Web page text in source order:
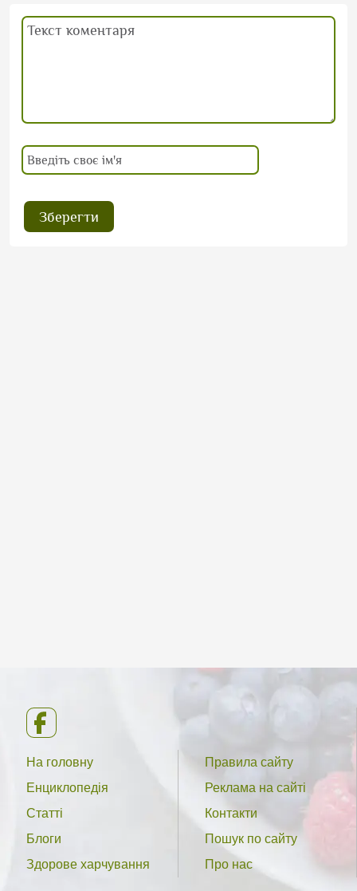
На головну
Енциклопедія
Статті
Блоги
Здорове харчування
Правила сайту
Реклама на сайті
Контакти
Пошук по сайту
Про нас